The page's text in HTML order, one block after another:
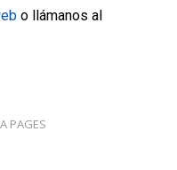
o llámanos al
PAGES